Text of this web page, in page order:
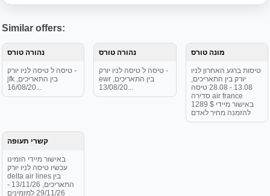
Similar offers:
נהורה טורס
טיסה ל טיסה לניו יורק -
jfk בין התאריכים,
16/08/20...
נהורה טורס
טיסה ל טיסה לניו יורק -
ewr בין התאריכים,
13/08/20...
מונה טורס
טיסות ברגע האחרון לניו
יורק בין התאריכים,
13.08 - 28.08 טיסה
סדירה air france
באישור מיידי $ 1289
להזמנה מחיר לאדם
קשרי תעופה
באישור מיידי הזמינו
עכשיו טיסה לניו יורק
delta air lines בין
התאריכים, 13/11/26 -
29/11/26 למזמינים